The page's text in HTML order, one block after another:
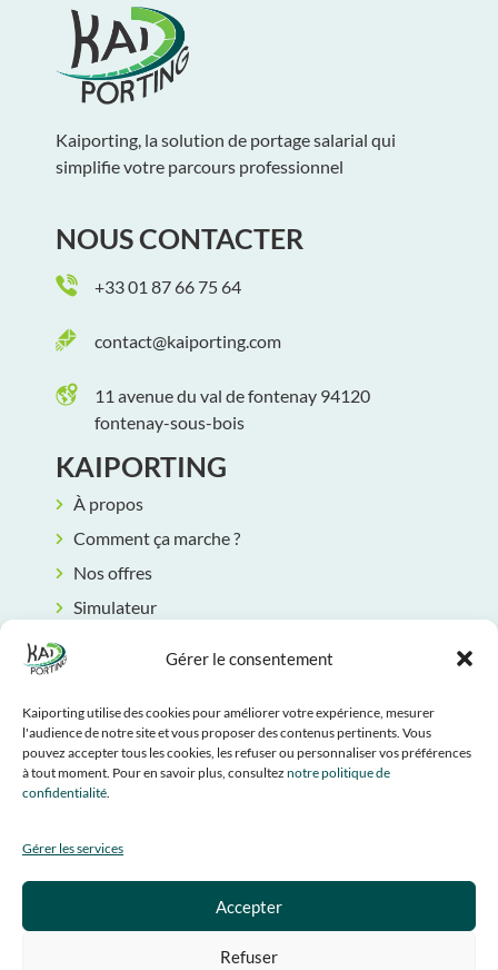
Gérer le consentement
Kaiporting utilise des cookies pour améliorer votre expérience, mesurer
l'audience de notre site et vous proposer des contenus pertinents. Vous
pouvez accepter tous les cookies, les refuser ou personnaliser vos préférences
à tout moment. Pour en savoir plus, consultez notre politique de
confidentialité.
Gérer les services
Accepter
Refuser
Kaiporting, la solution de portage salarial qui
simplifie votre parcours professionnel
NOUS CONTACTER
+33 01 87 66 75 64
contact@kaiporting.com
11 avenue du val de fontenay 94120
fontenay-sous-bois
KAIPORTING
À propos
Comment ça marche ?
Nos offres
Simulateur
INFORMATIONS LÉGALES
CGU
Mentions légales
Politique de cookies
SUIVEZ-NOUS